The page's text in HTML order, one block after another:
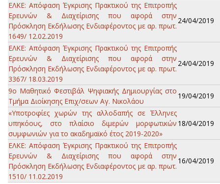
ΕΛΚΕ: Απόφαση Έγκρισης Πρακτικού της Επιτροπής
Ερευνών & Διαχείρισης που αφορά στην
Πρόσκληση Εκδήλωσης Ενδιαφέροντος με αρ. πρωτ.
1649/ 12.02.2019
24/04/2019
ΕΛΚΕ: Απόφαση Έγκρισης Πρακτικού της Επιτροπής
Ερευνών & Διαχείρισης που αφορά στην
Πρόσκληση Εκδήλωσης Ενδιαφέροντος με αρ. πρωτ.
3367/ 18.03.2019
24/04/2019
9ο Μαθητικό Φεστιβάλ Ψηφιακής Δημιουργίας στο
Τμήμα Διοίκησης Επιχ/σεων Αγ. Νικολάου
19/04/2019
«Υποτροφίες χωρών της αλλοδαπής σε Έλληνες
υπηκόους, στο πλαίσιο διμερών μορφωτικών
συμφωνιών για το ακαδημαϊκό έτος 2019-2020»
18/04/2019
ΕΛΚΕ: Απόφαση Έγκρισης Πρακτικού της Επιτροπής
Ερευνών & Διαχείρισης που αφορά στην
Πρόσκληση Εκδήλωσης Ενδιαφέροντος με αρ. πρωτ.
1510/ 11.02.2019
16/04/2019